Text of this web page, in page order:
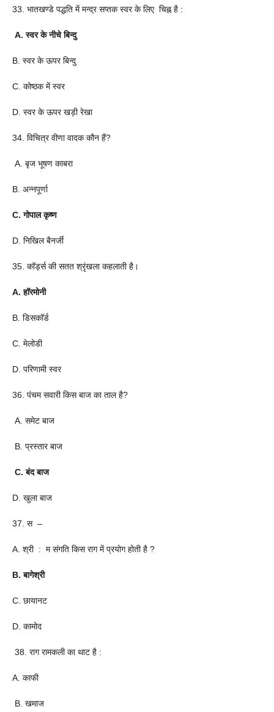
33. भातखण्डे पद्धति में मन्द्र सप्तक स्वर के लिए चिह्न है :
A. स्वर के नीचे बिन्दु
B. स्वर के ऊपर बिन्दु
C. कोष्ठक में स्वर
D. स्वर के ऊपर खड़ी रेखा
34. विचित्र वीणा वादक कौन हैं?
A. बृज भूषण काबरा
B. अन्नपूर्णा
C. गोपाल कृष्ण
D. निखिल बैनर्जी
35. कॉर्ड्स की सतत श्रृंखला कहलाती है।
A. हॉरमोनी
B. डिसकॉर्ड
C. मेलोडी
D. परिणामी स्वर
36. पंचम सवारी किस बाज का ताल है?
A. समेट बाज
B. प्रस्तार बाज
C. बंद बाज
D. खुला बाज
37. स –
A. श्री : म संगति किस राग में प्रयोग होती है ?
B. बागेश्री
C. छायानट
D. कामोद
38. राग रामकली का थाट है :
A. काफी
B. खमाज